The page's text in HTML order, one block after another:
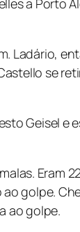
a Porto
Ladário,
se
Geisel e
Eram
golpe.
ao golpe.